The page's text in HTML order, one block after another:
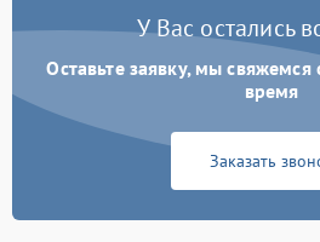
У Вас остались
Оставьте заявку, мы
время
Заказать